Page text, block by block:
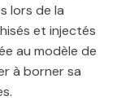
lors de la
et injectés
au modèle de
à borner sa